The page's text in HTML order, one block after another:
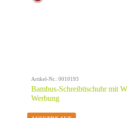
Artikel-Nr.: 0010193
Bambus-Schreibtischuhr mit
Werbung